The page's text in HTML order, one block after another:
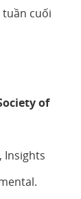
cuối
of
Insights